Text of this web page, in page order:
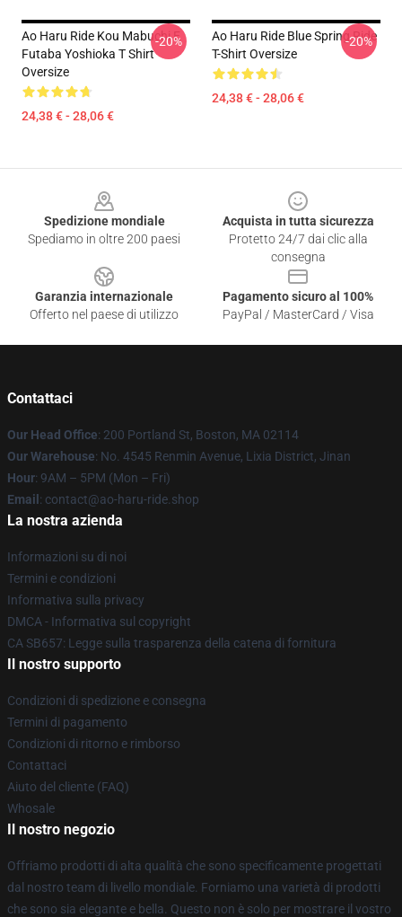
Ao Haru Ride Kou Mabuchi E
Futaba Yoshioka T Shirt
Oversize
24,38 € - 28,06 €
-20%
Ao Haru Ride Blue Spring Ride
T-Shirt Oversize
24,38 € - 28,06 €
-20%
Spedizione mondiale
Spediamo in oltre 200 paesi
Acquista in tutta sicurezza
Protetto 24/7 dai clic alla
consegna
Garanzia internazionale
Offerto nel paese di utilizzo
Pagamento sicuro al 100%
PayPal / MasterCard / Visa
Contattaci
Our Head Office: 200 Portland St, Boston, MA 02114
Our Warehouse: No. 4545 Renmin Avenue, Lixia District, Jinan
Hour: 9AM – 5PM (Mon – Fri)
Email : contact@ao-haru-ride.shop
La nostra azienda
Informazioni su di noi
Termini e condizioni
Informativa sulla privacy
DMCA - Informativa sul copyright
CA SB657: Legge sulla trasparenza della catena di fornitura
Il nostro supporto
Condizioni di spedizione e consegna
Termini di pagamento
Condizioni di ritorno e rimborso
Contattaci
Aiuto del cliente (FAQ)
Whosale
Il nostro negozio
Offriamo prodotti di alta qualità che sono specificamente progettati
dal nostro team di livello mondiale. Forniamo una varietà di prodotti
che sono sia elegante e bella. Questo non è solo per mostrare il vostro